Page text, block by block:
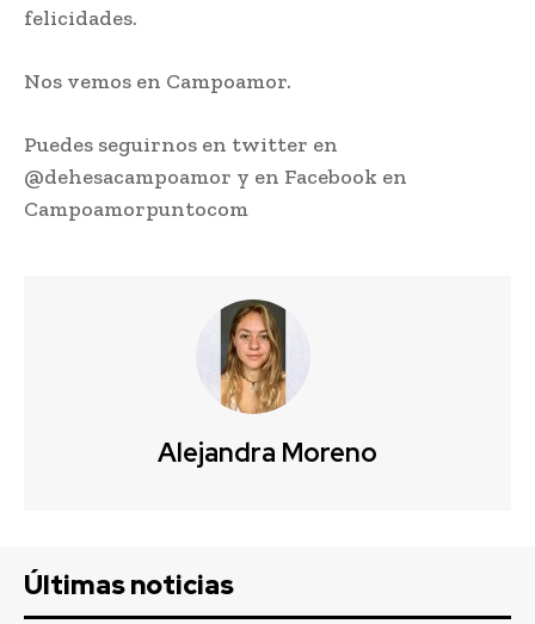
felicidades.
Nos vemos en Campoamor.
Puedes seguirnos en twitter en
@dehesacampoamor y en Facebook en
Campoamorpuntocom
Alejandra Moreno
Últimas noticias